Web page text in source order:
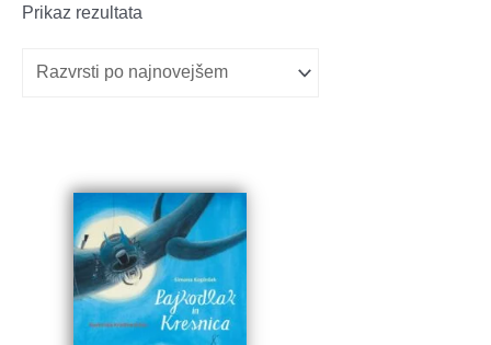
Prikaz rezultata